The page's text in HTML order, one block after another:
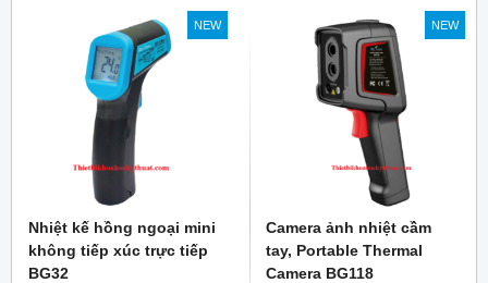
Nhiệt kế thích hợp cho
ngành công nghiệp thực
NEW
Nhiệt kế hồng ngoại mini
không tiếp xúc trực tiếp
BG32
NEW
Camera ảnh nhiệt cầm
tay, Portable Thermal
Camera BG118